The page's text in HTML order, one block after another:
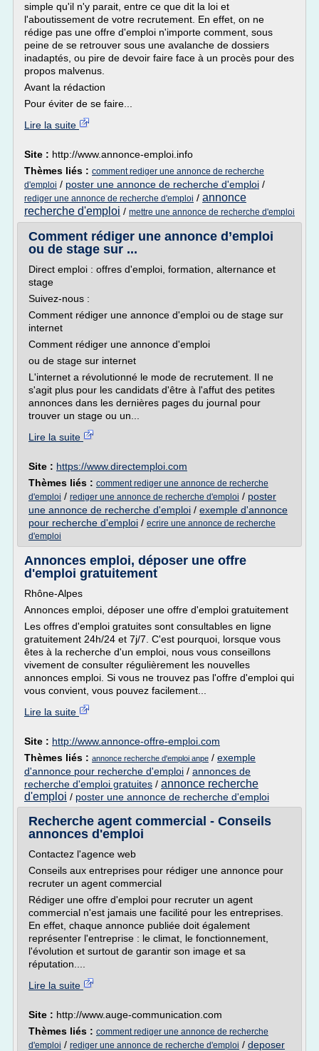
simple qu'il n'y parait, entre ce que dit la loi et
l'aboutissement de votre recrutement. En effet, on ne
rédige pas une offre d'emploi n'importe comment, sous
peine de se retrouver sous une avalanche de dossiers
inadaptés, ou pire de devoir faire face à un procès pour des
propos malvenus.
Avant la rédaction
Pour éviter de se faire...
Lire la suite
Site : http://www.annonce-emploi.info
Thèmes liés : comment rediger une annonce de recherche
d'emploi / poster une annonce de recherche d'emploi /
rediger une annonce de recherche d'emploi / annonce
recherche d'emploi / mettre une annonce de recherche d'emploi
Comment rédiger une annonce d’emploi
ou de stage sur ...
Direct emploi : offres d'emploi, formation, alternance et
stage
Suivez-nous :
Comment rédiger une annonce d'emploi ou de stage sur
internet
Comment rédiger une annonce d'emploi
ou de stage sur internet
L'internet a révolutionné le mode de recrutement. Il ne
s'agit plus pour les candidats d'être à l'affut des petites
annonces dans les dernières pages du journal pour
trouver un stage ou un...
Lire la suite
Site : https://www.directemploi.com
Thèmes liés : comment rediger une annonce de recherche
d'emploi / rediger une annonce de recherche d'emploi / poster
une annonce de recherche d'emploi / exemple d'annonce
pour recherche d'emploi / ecrire une annonce de recherche
d'emploi
Annonces emploi, déposer une offre
d'emploi gratuitement
Rhône-Alpes
Annonces emploi, déposer une offre d'emploi gratuitement
Les offres d'emploi gratuites sont consultables en ligne
gratuitement 24h/24 et 7j/7. C'est pourquoi, lorsque vous
êtes à la recherche d'un emploi, nous vous conseillons
vivement de consulter régulièrement les nouvelles
annonces emploi. Si vous ne trouvez pas l'offre d'emploi qui
vous convient, vous pouvez facilement...
Lire la suite
Site : http://www.annonce-offre-emploi.com
Thèmes liés : annonce recherche d'emploi anpe / exemple
d'annonce pour recherche d'emploi / annonces de
recherche d'emploi gratuites / annonce recherche
d'emploi / poster une annonce de recherche d'emploi
Recherche agent commercial - Conseils
annonces d'emploi
Contactez l'agence web
Conseils aux entreprises pour rédiger une annonce pour
recruter un agent commercial
Rédiger une offre d'emploi pour recruter un agent
commercial n'est jamais une facilité pour les entreprises.
En effet, chaque annonce publiée doit également
représenter l'entreprise : le climat, le fonctionnement,
l'évolution et surtout de garantir son image et sa
réputation....
Lire la suite
Site : http://www.auge-communication.com
Thèmes liés : comment rediger une annonce de recherche
d'emploi / rediger une annonce de recherche d'emploi / deposer